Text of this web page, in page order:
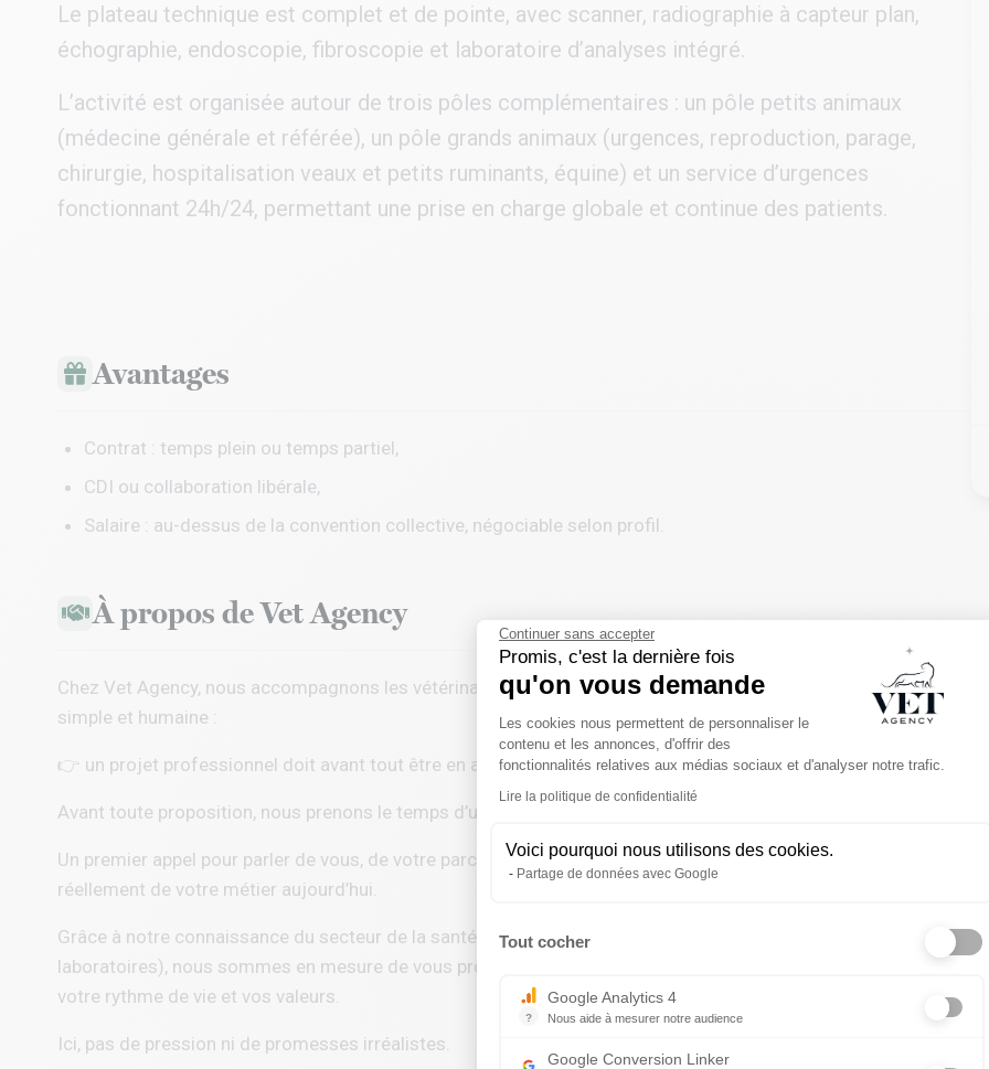
Continuer sans accepter
Promis, c'est la dernière fois
qu'on vous demande
Plateforme de Gestion du
Les cookies nous permettent de personnaliser le
contenu et les annonces, d'offrir des
fonctionnalités relatives aux médias sociaux et d'analyser notre trafic.
Lire la politique de confidentialité
Voici pourquoi nous utilisons des cookies.
Partage de données avec Google
Tout cocher
?
Google Analytics 4
Nous aide à mesurer notre audience
Google Conversion Linker
Le plateau technique est complet et de pointe, avec scanner, radiographie à capteur plan,
échographie, endoscopie, fibroscopie et laboratoire d’analyses intégré.
L’activité est organisée autour de trois pôles complémentaires : un pôle petits animaux
(médecine générale et référée), un pôle grands animaux (urgences, reproduction, parage,
chirurgie, hospitalisation veaux et petits ruminants, équine) et un service d’urgences
fonctionnant 24h/24, permettant une prise en charge globale et continue des patients.
Avantages
Contrat : temps plein ou temps partiel,
CDI ou collaboration libérale,
Salaire : au-dessus de la convention collective, négociable selon profil.
À propos de Vet Agency
Chez Vet Agency, nous accompagnons les vétérinaires et ASV en France et à l’international avec une approche
simple et humaine :
👉 un projet professionnel doit avant tout être en accord avec la personne qui le porte.
Avant toute proposition, nous prenons le temps d’un échange confidentiel, gratuit et sans engagement.
Un premier appel pour parler de vous, de votre parcours, de votre quotidien, et de ce que vous attendez
réellement de votre métier aujourd’hui.
Grâce à notre connaissance du secteur de la santé animale (cliniques indépendantes, groupements, CHV,
laboratoires), nous sommes en mesure de vous proposer des opportunités cohérentes avec vos attentes,
votre rythme de vie et vos valeurs.
Ici, pas de pression ni de promesses irréalistes.